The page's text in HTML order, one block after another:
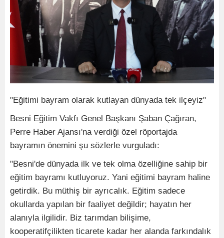
"Eğitimi bayram olarak kutlayan dünyada tek ilçeyiz"
Besni Eğitim Vakfı Genel Başkanı Şaban Çağıran,
Perre Haber Ajansı'na verdiği özel röportajda
bayramın önemini şu sözlerle vurguladı:
"Besni'de dünyada ilk ve tek olma özelliğine sahip bir
eğitim bayramı kutluyoruz. Yani eğitimi bayram haline
getirdik. Bu müthiş bir ayrıcalık. Eğitim sadece
okullarda yapılan bir faaliyet değildir; hayatın her
alanıyla ilgilidir. Biz tarımdan bilişime,
kooperatifçilikten ticarete kadar her alanda farkındalık